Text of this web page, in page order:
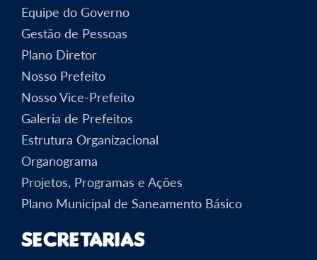
Equipe do Governo
Gestão de Pessoas
Plano Diretor
Nosso Prefeito
Nosso Vice-Prefeito
Galeria de Prefeitos
Estrutura Organizacional
Organograma
Projetos, Programas e Ações
Plano Municipal de Saneamento Básico
Secretarias